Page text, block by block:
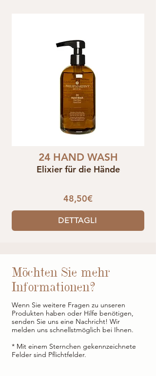
24 HAND WASH
Elixier für die Hände
48,50€
DETTAGLI
Möchten Sie mehr
Informationen?
Wenn Sie weitere Fragen zu unseren
Produkten haben oder Hilfe benötigen,
senden Sie uns eine Nachricht! Wir
melden uns schnellstmöglich bei Ihnen.
* Mit einem Sternchen gekennzeichnete
Felder sind Pflichtfelder.